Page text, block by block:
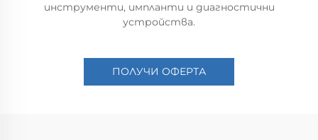
инструменти, импланти и диагностични
устройства.
ПОЛУЧИ ОФЕРТА